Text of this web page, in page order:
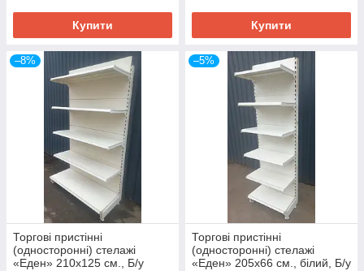
Купити Купити
–8%
Торгові пристінні
(односторонні) стелажі
«Еден» 210х125 см., Б/у
–5%
Торгові пристінні
(односторонні) стелажі
«Еден» 205х66 см., білий, Б/у